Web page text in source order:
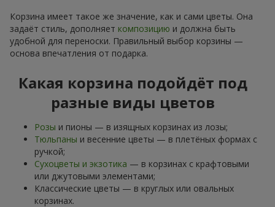
Корзина имеет такое же значение, как и сами цветы. Она
задаёт стиль, дополняет композицию и должна быть
удобной для переноски. Правильный выбор корзины —
основа впечатления от подарка.
Какая корзина подойдёт под
разные виды цветов
Розы и пионы — в изящных корзинах из лозы;
Тюльпаны и весенние цветы — в плетёных формах с
ручкой;
Сухоцветы и экзотика — в корзинах с крафтовыми
или джутовыми элементами;
Классические цветы — в круглых или овальных
корзинах.